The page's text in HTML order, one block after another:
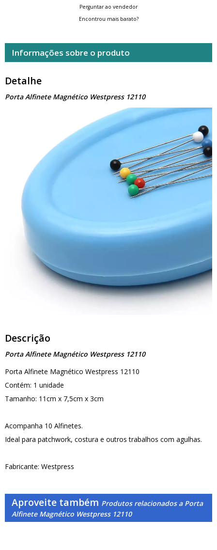
Perguntar ao vendedor
Encontrou mais barato?
Informações sobre o produto
Detalhe
Porta Alfinete Magnético Westpress 12110
Descrição
Porta Alfinete Magnético Westpress 12110
Porta Alfinete Magnético Westpress 12110
Contém: 1 unidade
Tamanho: 11cm x 7,5cm x 3cm
Acompanha 10 Alfinetes.
Ideal para patchwork, costura e outros trabalhos com agulhas.
Fabricante: Westpress
Aproveite também Produtos relacionados a Porta
Alfinete Magnético Westpress 12110